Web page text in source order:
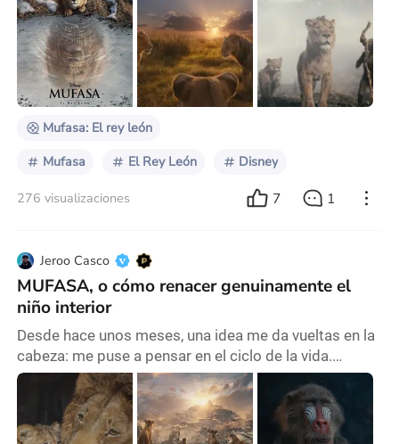
personajes entrañables, una secuela directa a VHS
que sorprendentemente es muy buena (nadie me
puede hacer olvidar cuando a Kovu lo exilian y le
cantan "Not one of us", que tremendo temazo) y otra
más que es sobre Timón y Puma que aunque
quisieran anotarla co
Mufasa: El rey león
Mufasa El Rey León Disney
276 visualizaciones 7 1
Jeroo Casco
MUFASA, o cómo renacer genuinamente el
niño interior
Desde hace unos meses, una idea me da vueltas en la
cabeza: me puse a pensar en el ciclo de la vida.
Probablemente sea algo que nos sucede a todas las
personas treintañeras, ya que nos encontramos casi
en la mitad de nuestras vidas. Miramos un poco para
atrás, tratando de fijar en la memoria la mayor